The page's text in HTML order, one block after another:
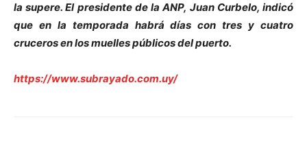
la supere. El presidente de la ANP, Juan Curbelo, indicó
que en la temporada habrá días con tres y cuatro
cruceros en los muelles públicos del puerto.
https://www.subrayado.com.uy/